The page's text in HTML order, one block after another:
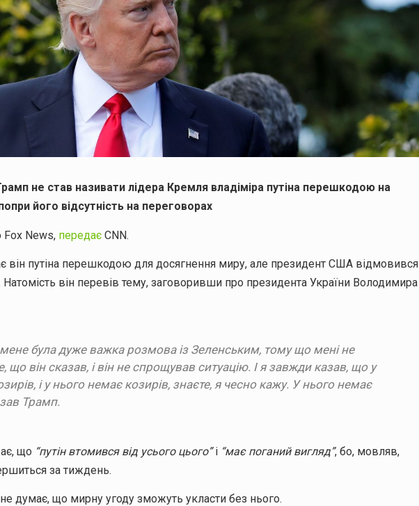
не став називати лідера Кремля владіміра путіна перешкодою на
його відсутність на переговорах
Fox News, передає CNN.
він путіна перешкодою для досягнення миру, але президент США відмовився
Натомість він перевів тему, заговоривши про президента України Володимира
мене була дуже важка розмова із Зеленським, тому що мені не
що він сказав, і він не спрощував ситуацію. І я завжди казав, що у
і у нього немає козирів, знаєте, я чесно кажу. У нього немає
Трамп.
що “путін втомився від усього цього”і “має поганий вигляд”, бо, мовляв,
за тиждень.
думає, що мирну угоду зможуть укласти без нього.